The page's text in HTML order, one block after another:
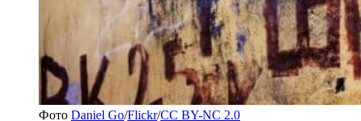
Фото Daniel Go/Flickr/CC BY-NC 2.0